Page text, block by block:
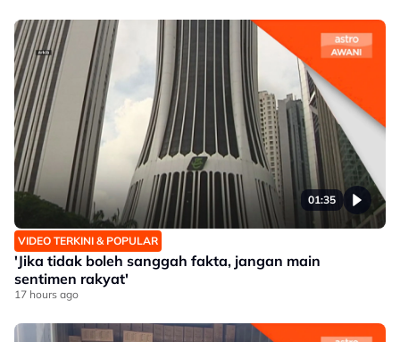
01:35
VIDEO TERKINI & POPULAR
'Jika tidak boleh sanggah fakta, jangan main
sentimen rakyat'
17 hours ago